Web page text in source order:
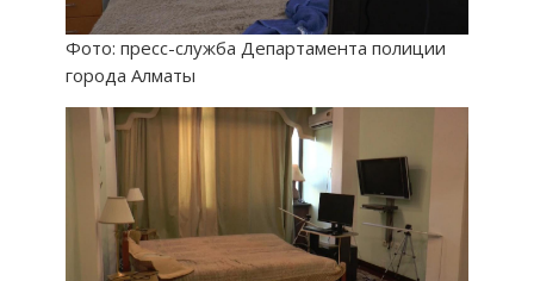
Фото: пресс-служба Департамента полиции
города Алматы